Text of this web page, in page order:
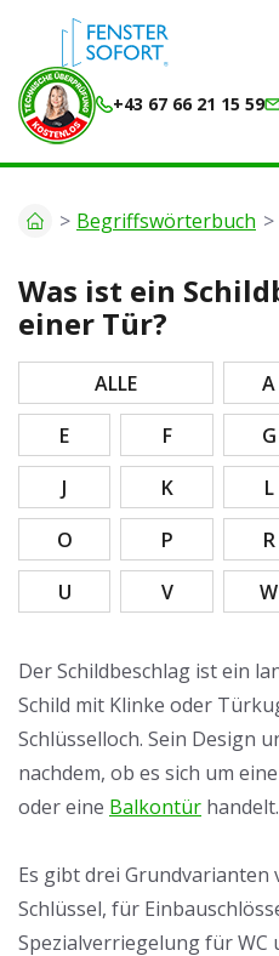
+43 67 66 21 15 59
Begriffswörterbuch
Was ist ein
einer Tür?
ALLE A
E
F G
J
K L
O
P R
U
V W
Der Schildbeschlag ist ein
Schild mit Klinke oder
Schlüsselloch. Sein Design
nachdem, ob es sich um
oder eine Balkontür handelt.
Es gibt drei Grundvarianten
Schlüssel, für
Spezialverriegelung für WC